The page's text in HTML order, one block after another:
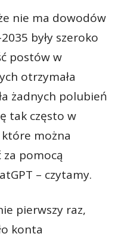
nie ma dowodów
były szeroko
postów w
otrzymała
żadnych polubień
tak często w
można
pomocą
– czytamy.
pierwszy raz,
konta